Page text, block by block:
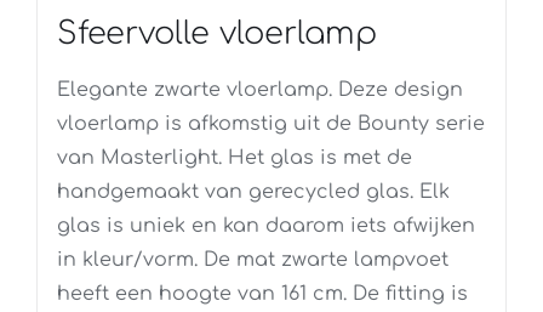
Sfeervolle vloerlamp
Elegante zwarte vloerlamp. Deze design
vloerlamp is afkomstig uit de Bounty serie
van Masterlight. Het glas is met de
handgemaakt van gerecycled glas. Elk
glas is uniek en kan daarom iets afwijken
in kleur/vorm. De mat zwarte lampvoet
heeft een hoogte van 161 cm. De fitting is